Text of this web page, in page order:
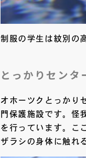
制服の学生は紋別の
とっかりセンタ
オホーツクとっかり
門保護施設です。怪
を行っています。こ
ザラシの身体に触れ